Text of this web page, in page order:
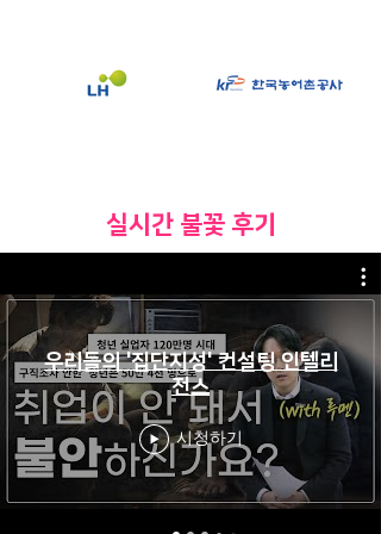
​실시간 불꽃 후기
우리들의 '집단지성' 컨설팅 인텔리
전스
시청하기